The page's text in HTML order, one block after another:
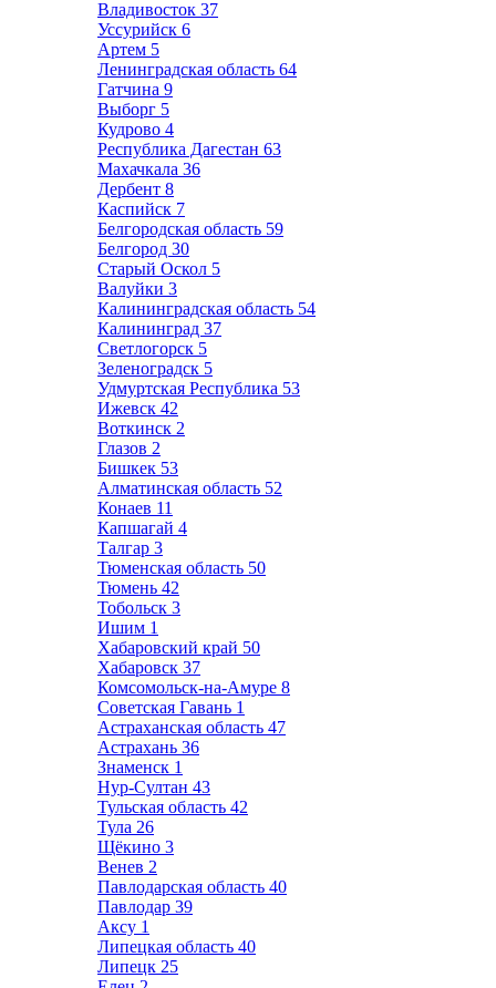
Владивосток 37
Уссурийск 6
Артем 5
Ленинградская область 64
Гатчина 9
Выборг 5
Кудрово 4
Республика Дагестан 63
Махачкала 36
Дербент 8
Каспийск 7
Белгородская область 59
Белгород 30
Старый Оскол 5
Валуйки 3
Калининградская область 54
Калининград 37
Светлогорск 5
Зеленоградск 5
Удмуртская Республика 53
Ижевск 42
Воткинск 2
Глазов 2
Бишкек 53
Алматинская область 52
Конаев 11
Капшагай 4
Талгар 3
Тюменская область 50
Тюмень 42
Тобольск 3
Ишим 1
Хабаровский край 50
Хабаровск 37
Комсомольск-на-Амуре 8
Советская Гавань 1
Астраханская область 47
Астрахань 36
Знаменск 1
Нур-Султан 43
Тульская область 42
Тула 26
Щёкино 3
Венев 2
Павлодарская область 40
Павлодар 39
Аксу 1
Липецкая область 40
Липецк 25